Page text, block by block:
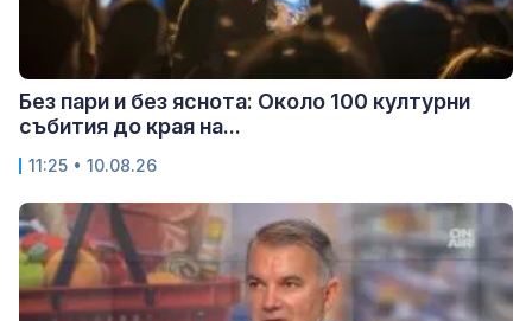
Без пари и без яснота: Около 100 културни
събития до края на...
11:25 • 10.08.26